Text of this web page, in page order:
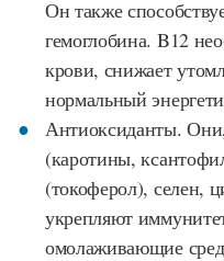
Он также
гемоглобина. B12
крови, снижает
нормальный
Антиоксиданты.
(каротины,
(токоферол), селен,
укрепляют
омолаживающие